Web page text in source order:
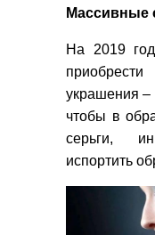
Массивные
На 2019
украшения –
чтобы в
серьги,
испортить